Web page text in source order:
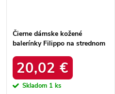
Čierne dámske kožené
balerínky Filippo na strednom
DS1394/20B
20,02 €
Skladom 1 ks